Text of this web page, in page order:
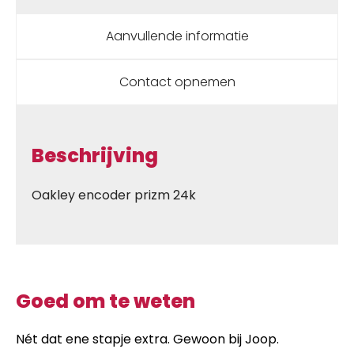
Aanvullende informatie
Contact opnemen
Beschrijving
Oakley encoder prizm 24k
Goed om te weten
Nét dat ene stapje extra. Gewoon bij Joop.